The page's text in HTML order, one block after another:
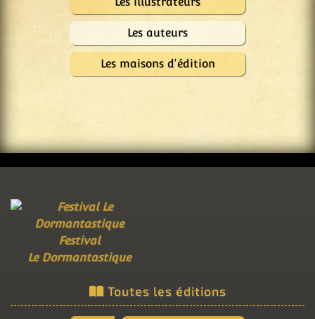
Les auteurs
Les maisons d'édition
Festival
Le Dormantastique
Toutes les éditions